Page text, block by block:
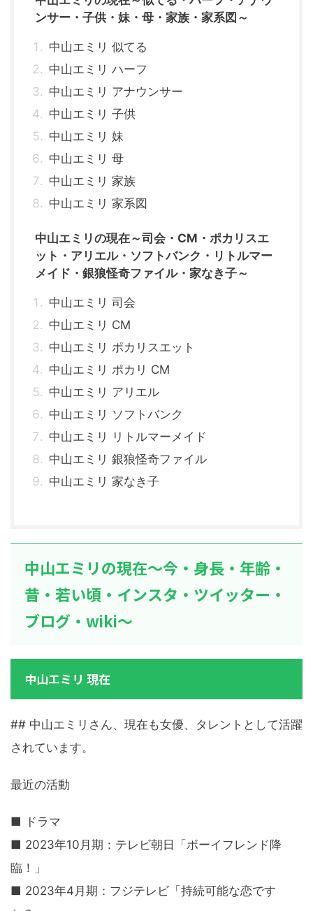
ンサー・子供・妹・母・家族・家系図～
中山エミリ 似てる
中山エミリ ハーフ
中山エミリ アナウンサー
中山エミリ 子供
中山エミリ 妹
中山エミリ 母
中山エミリ 家族
中山エミリ 家系図
中山エミリの現在～司会・CM・ポカリスエ
ット・アリエル・ソフトバンク・リトルマー
メイド・銀狼怪奇ファイル・家なき子～
中山エミリ 司会
中山エミリ CM
中山エミリ ポカリスエット
中山エミリ ポカリ CM
中山エミリ アリエル
中山エミリ ソフトバンク
中山エミリ リトルマーメイド
中山エミリ 銀狼怪奇ファイル
中山エミリ 家なき子
中山エミリの現在～今・身長・年齢・
昔・若い頃・インスタ・ツイッター・
ブログ・wiki～
中山エミリ 現在
## 中山エミリさん、現在も女優、タレントとして活躍
されています。
最近の活動
■ ドラマ
■ 2023年10月期：テレビ朝日「ボーイフレンド降
臨！」
■ 2023年4月期：フジテレビ「持続可能な恋です